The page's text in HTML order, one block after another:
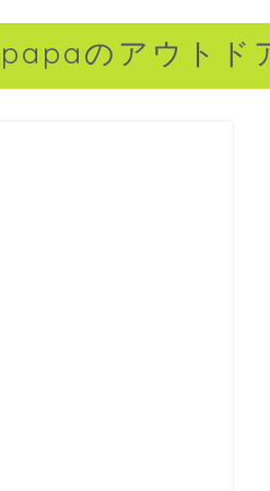
のアウトド